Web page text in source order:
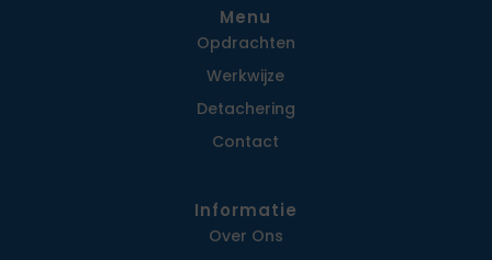
Menu
Opdrachten
Werkwijze
Detachering
Contact
Informatie
Over Ons